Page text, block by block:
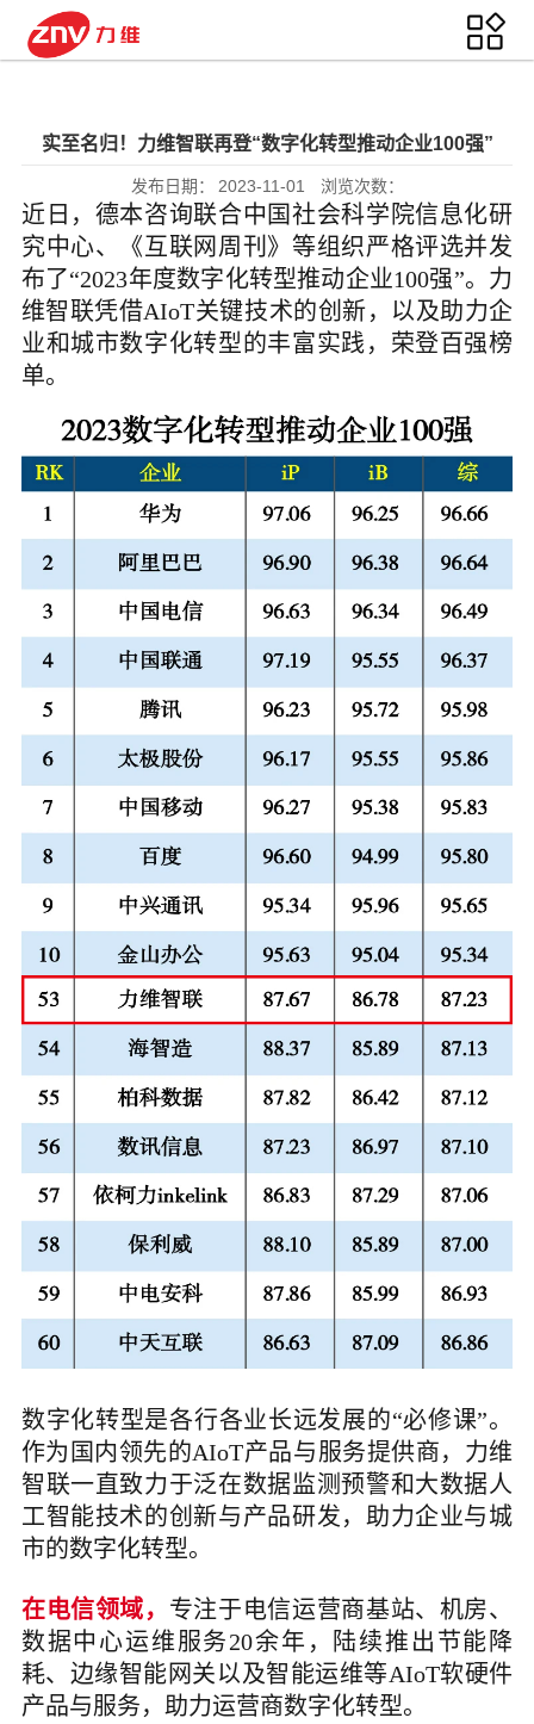
实至名归！力维智联再登“数字化转型推动企业100强”
发布日期： 2023-11-01 浏览次数：
近日，德本咨询联合中国社会科学院信息化研
究中心、《互联网周刊》等组织严格评选并发
布了“2023年度数字化转型推动企业100强”。力
维智联凭借AIoT关键技术的创新，以及助力企
业和城市数字化转型的丰富实践，荣登百强榜
单。
数字化转型是各行各业长远发展的“必修课”。
作为国内领先的AIoT产品与服务提供商，力维
智联一直致力于泛在数据监测预警和大数据人
工智能技术的创新与产品研发，助力企业与城
市的数字化转型。
在电信领域， 专注于电信运营商基站、机房、
数据中心运维服务20余年，陆续推出节能降
耗、边缘智能网关以及智能运维等AIoT软硬件
产品与服务，助力运营商数字化转型。